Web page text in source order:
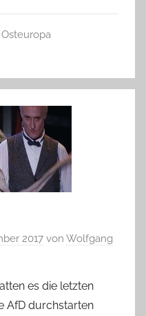
Osteuropa
2017 von Wolfgang
es die letzten
AfD durchstarten